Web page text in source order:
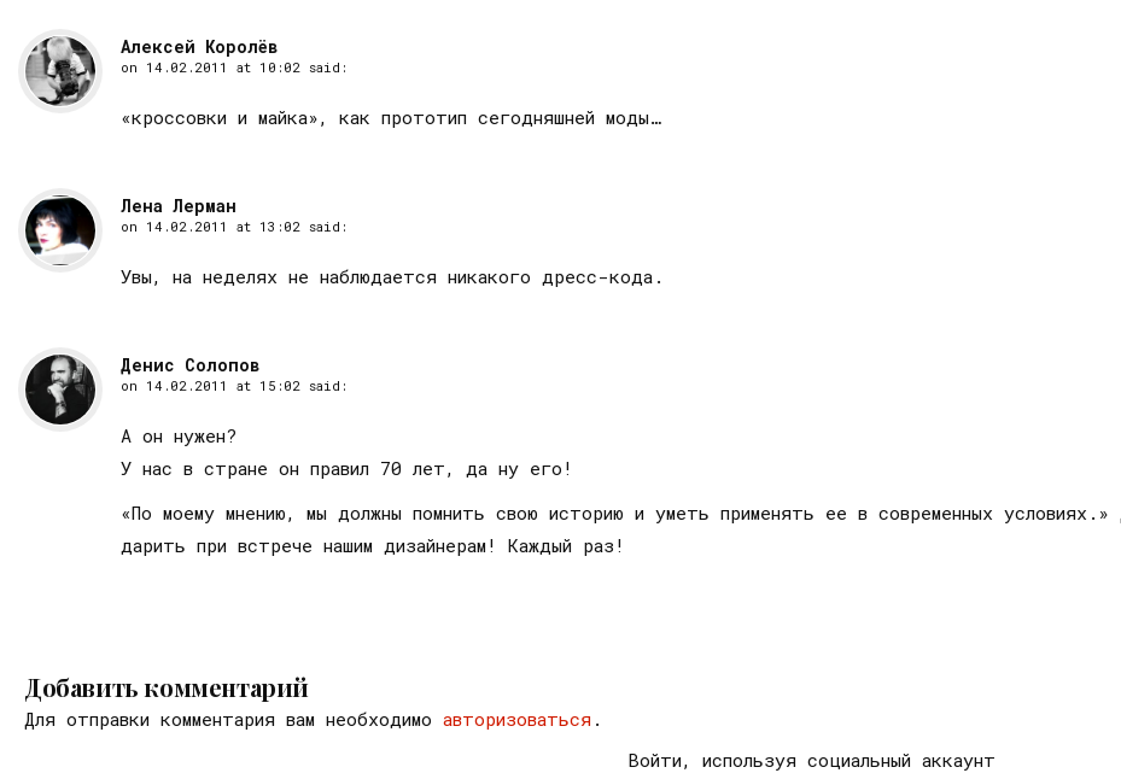
Алексей Королёв
on 14.02.2011 at 10:02 said:
«кроссовки и майка», как прототип сегодняшней моды…
Лена Лерман
on 14.02.2011 at 13:02 said:
Увы, на неделях не наблюдается никакого дресс-кода.
Денис Солопов
on 14.02.2011 at 15:02 said:
А он нужен?
У нас в стране он правил 70 лет, да ну его!
«По моему мнению, мы должны помнить свою историю и уметь применять ее в современных
дарить при встрече нашим дизайнерам! Каждый раз!
Добавить комментарий
Для отправки комментария вам необходимо авторизоваться .
Войти, используя социальный аккаунт